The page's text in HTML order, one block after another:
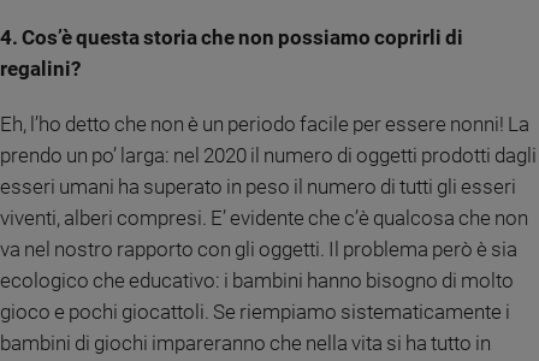
4. Cos’è questa storia che non possiamo coprirli di
regalini?
Eh, l’ho detto che non è un periodo facile per essere nonni! La
prendo un po’ larga: nel 2020 il numero di oggetti prodotti dagli
esseri umani ha superato in peso il numero di tutti gli esseri
viventi, alberi compresi. E’ evidente che c’è qualcosa che non
va nel nostro rapporto con gli oggetti. Il problema però è sia
ecologico che educativo: i bambini hanno bisogno di molto
gioco e pochi giocattoli. Se riempiamo sistematicamente i
bambini di giochi impareranno che nella vita si ha tutto in